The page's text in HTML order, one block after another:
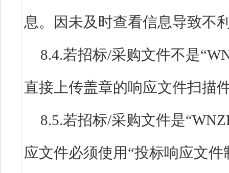
息。因未及时查看信息导致不
8.4.若招标/采购文件不是
直接上传盖章的响应文件扫描
8.5.若招标/采购文件是
应文件必须使用“投标响应文